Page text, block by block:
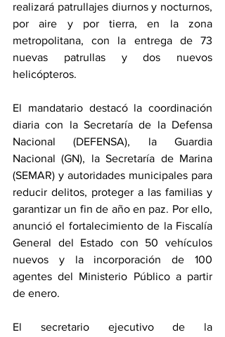
realizará patrullajes diurnos y nocturnos,
por aire y por tierra, en la zona
metropolitana, con la entrega de 73
nuevas patrullas y dos nuevos
helicópteros.
El mandatario destacó la coordinación
diaria con la Secretaría de la Defensa
Nacional (DEFENSA), la Guardia
Nacional (GN), la Secretaría de Marina
(SEMAR) y autoridades municipales para
reducir delitos, proteger a las familias y
garantizar un fin de año en paz. Por ello,
anunció el fortalecimiento de la Fiscalía
General del Estado con 50 vehículos
nuevos y la incorporación de 100
agentes del Ministerio Público a partir
de enero.
El secretario ejecutivo de la